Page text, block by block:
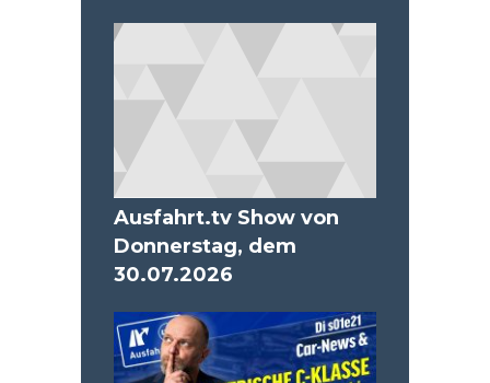
Ausfahrt.tv Show von
Donnerstag, dem
30.07.2026